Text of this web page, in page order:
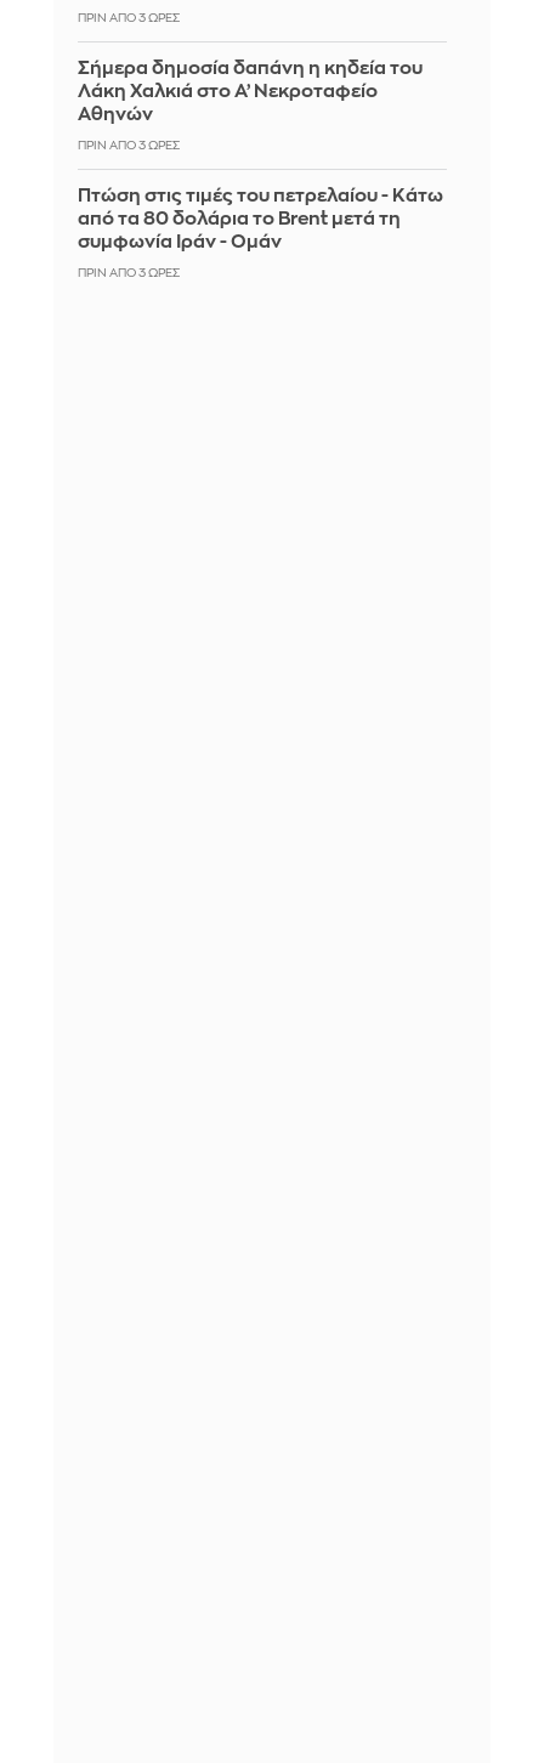
ΠΡΙΝ ΑΠΌ 3 ΏΡΕΣ
Σήμερα δημοσία δαπάνη η κηδεία του
Λάκη Χαλκιά στο Α’ Νεκροταφείο
Αθηνών
ΠΡΙΝ ΑΠΌ 3 ΏΡΕΣ
Πτώση στις τιμές του πετρελαίου - Κάτω
από τα 80 δολάρια το Brent μετά τη
συμφωνία Ιράν - Ομάν
ΠΡΙΝ ΑΠΌ 3 ΏΡΕΣ